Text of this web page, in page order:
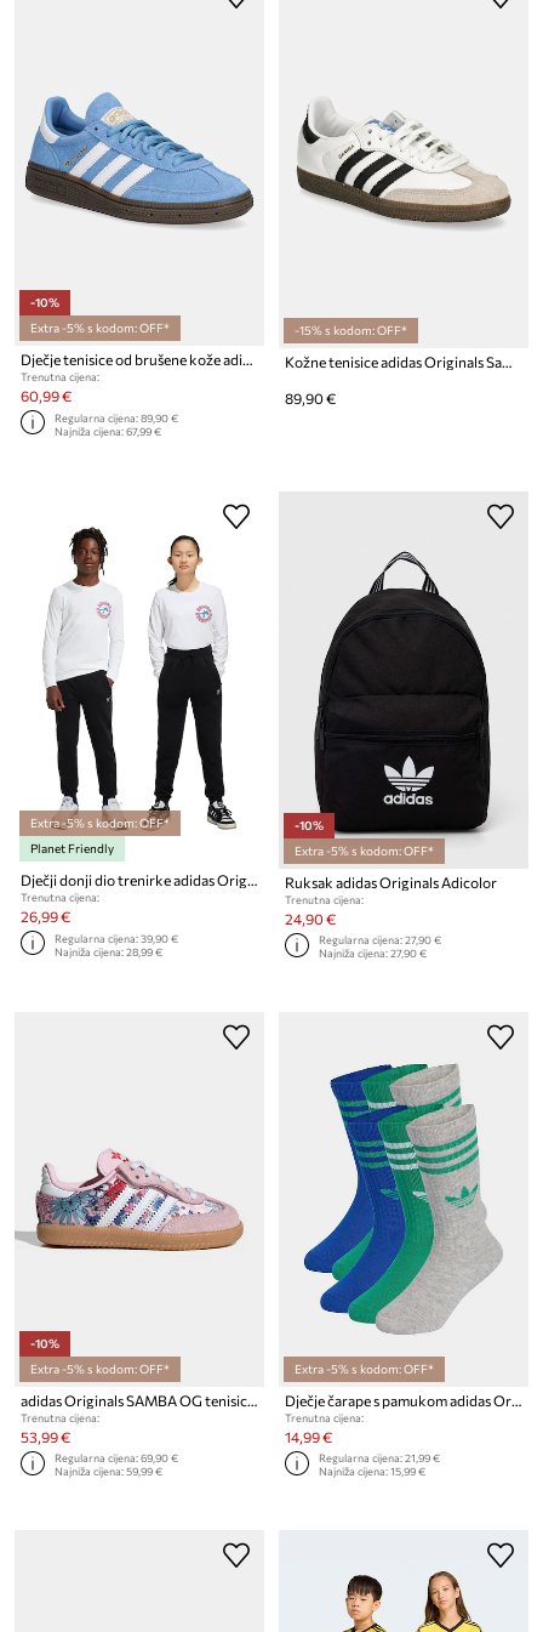
-10%
Extra -5% s kodom: OFF*
Dječje tenisice od brušene kože adidas Originals HANDBALL SPEZIAL
Trenutna cijena:
60,99 €
Regularna cijena:89,90 €
Najniža cijena:67,99 €
-15% s kodom: OFF*
89,90 €
Extra -5% s kodom: OFF*
Planet Friendly
Dječji donji dio trenirke adidas Originals PANTS
Trenutna cijena:
26,99 €
Regularna cijena:39,90 €
Najniža cijena:28,99 €
-10%
Extra -5% s kodom: OFF*
Ruksak adidas Originals Adicolor
Trenutna cijena:
24,90 €
Regularna cijena:27,90 €
Najniža cijena:27,90 €
-10%
Extra -5% s kodom: OFF*
adidas Originals SAMBA OG tenisice za djecu
Trenutna cijena:
53,99 €
Regularna cijena:69,90 €
Najniža cijena:59,99 €
Extra -5% s kodom: OFF*
Dječje čarape s pamukom adidas Originals 6-pack
Trenutna cijena:
14,99 €
Regularna cijena:21,99 €
Najniža cijena:15,99 €